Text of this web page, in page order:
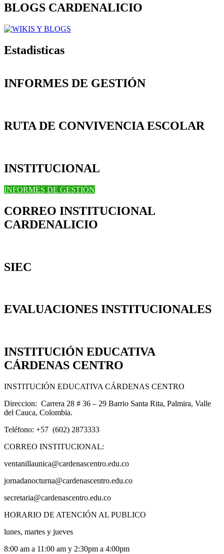
BLOGS CARDENALICIO
Estadisticas
INFORMES DE GESTIÓN
RUTA DE CONVIVENCIA ESCOLAR
INSTITUCIONAL
INFORMES DE GESTIÓN
CORREO INSTITUCIONAL
CARDENALICIO
SIEC
EVALUACIONES INSTITUCIONALES
INSTITUCIÓN EDUCATIVA
CÁRDENAS CENTRO
INSTITUCIÓN EDUCATIVA CÁRDENAS CENTRO
Direccion: Carrera 28 # 36 – 29 Barrio Santa Rita, Palmira, Valle
del Cauca, Colombia.
Teléfono: +57 (602) 2873333
CORREO INSTITUCIONAL:
ventanillaunica@cardenascentro.edu.co
jornadanocturna@cardenascentro.edu.co
secretaria@cardenascentro.edu.co
HORARIO DE ATENCIÓN AL PUBLICO
lunes, martes y jueves
8:00 am a 11:00 am y 2:30pm a 4:00pm